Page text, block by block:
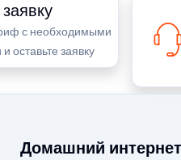
с необходимыми
оставьте заявку
Домашний интернет